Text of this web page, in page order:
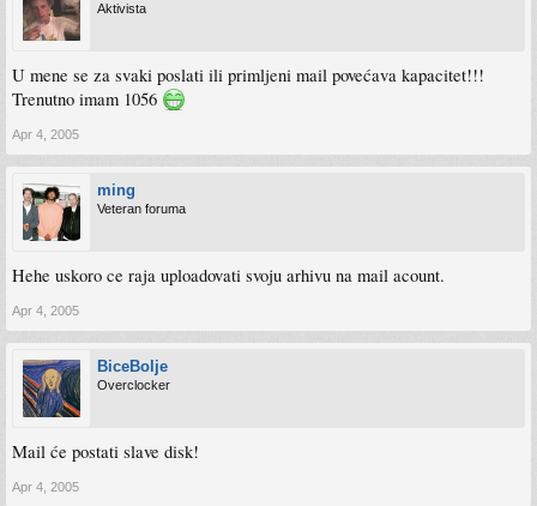
Aktivista
U mene se za svaki poslati ili primljeni mail povećava kapacitet!!!
Trenutno imam 1056
Apr 4, 2005
ming
Veteran foruma
Hehe uskoro ce raja uploadovati svoju arhivu na mail acount.
Apr 4, 2005
BiceBolje
Overclocker
Mail će postati slave disk!
Apr 4, 2005